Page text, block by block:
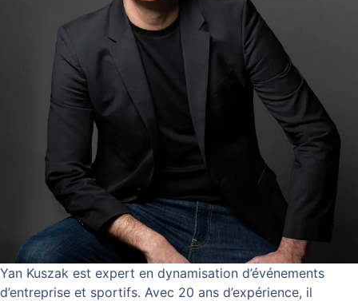
Yan Kuszak est expert en dynamisation d’événements
d’entreprise et sportifs. Avec 20 ans d’expérience, il